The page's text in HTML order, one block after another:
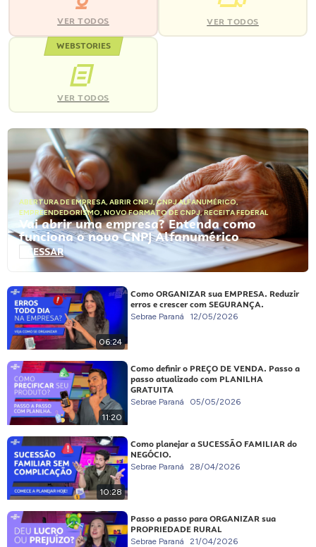
VER TODOS VER TODOS
WEBSTORIES
VER TODOS
ABERTURA DE EMPRESA, ABRIR CNPJ,CNPJ ALFANUMÉRICO,
EMPREENDEDORISMO, NOVO FORMATO DE CNPJ,RECEITA FEDERAL
Vai abrir uma empresa? Entenda como
funciona o novo CNPJ Alfanumérico
ACESSAR
06:24
Como ORGANIZAR sua EMPRESA. Reduzir
erros e crescer com SEGURANÇA.
Sebrae Paraná 12/05/2026
11:20
Como definir o PREÇO DE VENDA. Passo a
passo atualizado com PLANILHA
GRATUITA
Sebrae Paraná 05/05/2026
10:28
Como planejar a SUCESSÃO FAMILIAR do
NEGÓCIO.
Sebrae Paraná 28/04/2026
Passo a passo para ORGANIZAR sua
PROPRIEDADE RURAL
Sebrae Paraná 21/04/2026